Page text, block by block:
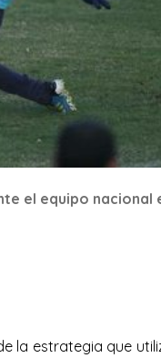
el equipo nacional
la estrategia que